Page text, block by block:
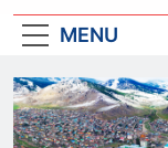
MENU